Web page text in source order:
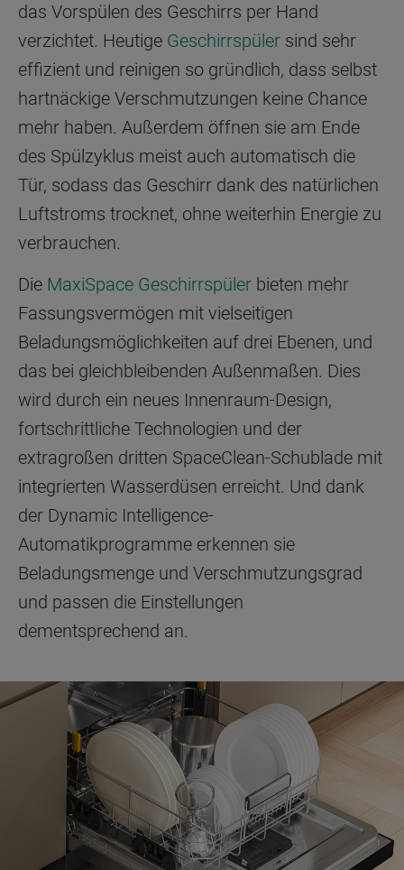
das Vorspülen des Geschirrs per Hand
verzichtet. Heutige Geschirrspüler sind sehr
effizient und reinigen so gründlich, dass selbst
hartnäckige Verschmutzungen keine Chance
mehr haben. Außerdem öffnen sie am Ende
des Spülzyklus meist auch automatisch die
Tür, sodass das Geschirr dank des natürlichen
Luftstroms trocknet, ohne weiterhin Energie zu
verbrauchen.
Die MaxiSpace Geschirrspüler bieten mehr
Fassungsvermögen mit vielseitigen
Beladungsmöglichkeiten auf drei Ebenen, und
das bei gleichbleibenden Außenmaßen. Dies
wird durch ein neues Innenraum-Design,
fortschrittliche Technologien und der
extragroßen dritten SpaceClean-Schublade mit
integrierten Wasserdüsen erreicht. Und dank
der Dynamic Intelligence-
Automatikprogramme erkennen sie
Beladungsmenge und Verschmutzungsgrad
und passen die Einstellungen
dementsprechend an.